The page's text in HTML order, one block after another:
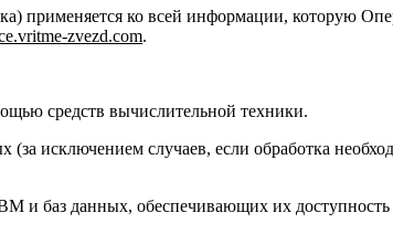
применяется ко всей информации, которую
zvezd.com.
средств вычислительной техники.
исключением случаев, если обработка
и баз данных, обеспечивающих их доступность